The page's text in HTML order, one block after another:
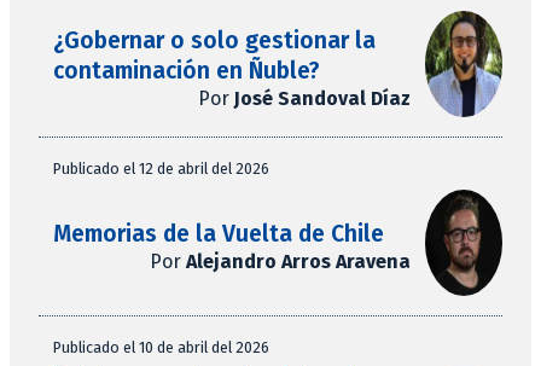
¿Gobernar o solo gestionar la
contaminación en Ñuble?
Por José Sandoval Díaz
Publicado el 12 de abril del 2026
Memorias de la Vuelta de Chile
Por Alejandro Arros Aravena
Publicado el 10 de abril del 2026